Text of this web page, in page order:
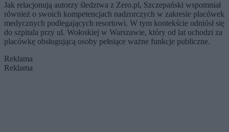
Jak relacjonują autorzy śledztwa z Zero.pl, Szczepański wspomniał
również o swoich kompetencjach nadzorczych w zakresie placówek
medycznych podlegających resortowi. W tym kontekście odniósł się
do szpitala przy ul. Wołoskiej w Warszawie, który od lat uchodzi za
placówkę obsługującą osoby pełniące ważne funkcje publiczne.
Reklama
Reklama